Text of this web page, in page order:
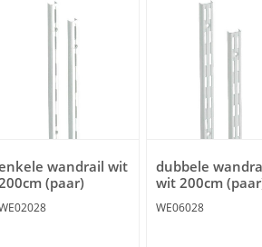
wandrail wit
(paar)
dubbele
wit 200cm
WE06028